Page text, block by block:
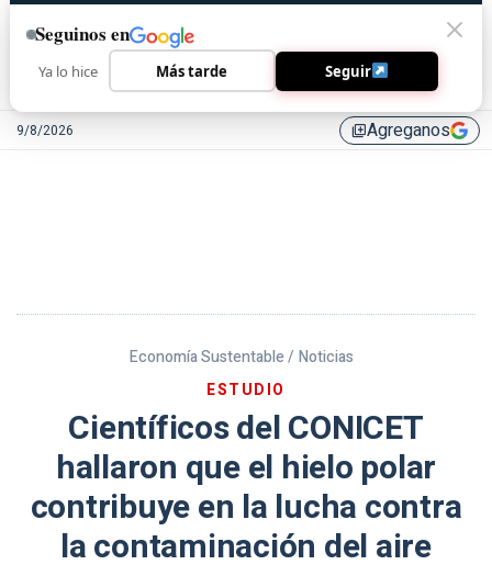
9/8/2026 library_addAgreganos
Economía Sustentable / Noticias
ESTUDIO
Científicos del CONICET
hallaron que el hielo polar
contribuye en la lucha contra
la contaminación del aire
Seguinos en
Ya lo hice Más tarde Seguir